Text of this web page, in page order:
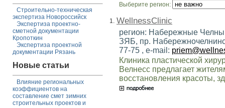
Строительно-техническая
экспертиза Новороссийск
Экспертиза проектно-
сметной документации
Кропоткин
Экспертиза проектной
документации Рязань
Новые статьи
Влияние региональных
коэффициентов на
составление смет зимних
строительных проектов и
Выберите регион:
1. WellnessClinic
регион: Набережные
ЗЯБ, пр.
77-75 , e-mail:
Клиника пластической
Велнесс предлагает
восстановления красоты,